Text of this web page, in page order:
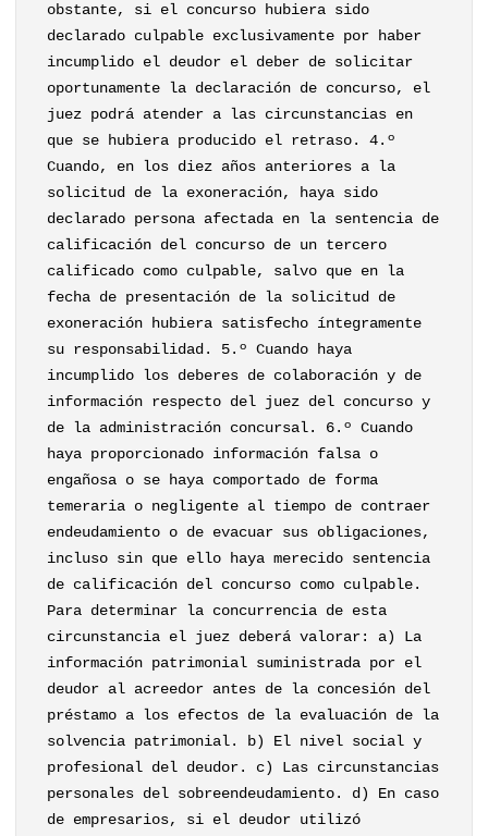
obstante, si el concurso hubiera sido
declarado culpable exclusivamente por haber
incumplido el deudor el deber de solicitar
oportunamente la declaración de concurso, el
juez podrá atender a las circunstancias en
que se hubiera producido el retraso. 4.º
Cuando, en los diez años anteriores a la
solicitud de la exoneración, haya sido
declarado persona afectada en la sentencia de
calificación del concurso de un tercero
calificado como culpable, salvo que en la
fecha de presentación de la solicitud de
exoneración hubiera satisfecho íntegramente
su responsabilidad. 5.º Cuando haya
incumplido los deberes de colaboración y de
información respecto del juez del concurso y
de la administración concursal. 6.º Cuando
haya proporcionado información falsa o
engañosa o se haya comportado de forma
temeraria o negligente al tiempo de contraer
endeudamiento o de evacuar sus obligaciones,
incluso sin que ello haya merecido sentencia
de calificación del concurso como culpable.
Para determinar la concurrencia de esta
circunstancia el juez deberá valorar: a) La
información patrimonial suministrada por el
deudor al acreedor antes de la concesión del
préstamo a los efectos de la evaluación de la
solvencia patrimonial. b) El nivel social y
profesional del deudor. c) Las circunstancias
personales del sobreendeudamiento. d) En caso
de empresarios, si el deudor utilizó